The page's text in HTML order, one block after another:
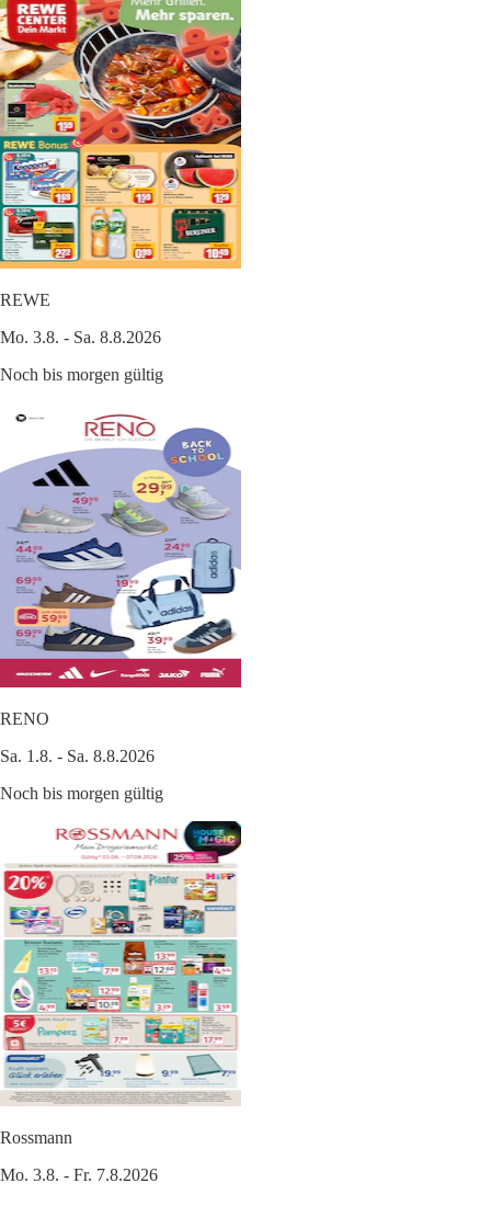
REWE
Mo. 3.8. - Sa. 8.8.2026
Noch bis morgen gültig
RENO
Sa. 1.8. - Sa. 8.8.2026
Noch bis morgen gültig
Rossmann
Mo. 3.8. - Fr. 7.8.2026